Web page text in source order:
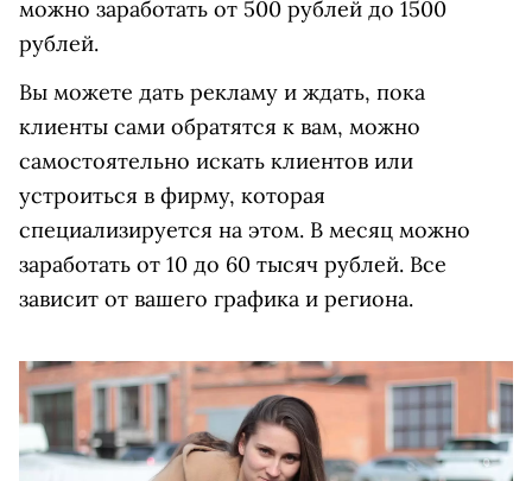
можно заработать от 500 рублей до 1500
рублей.
Вы можете дать рекламу и ждать, пока
клиенты сами обратятся к вам, можно
самостоятельно искать клиентов или
устроиться в фирму, которая
специализируется на этом. В месяц можно
заработать от 10 до 60 тысяч рублей. Все
зависит от вашего графика и региона.